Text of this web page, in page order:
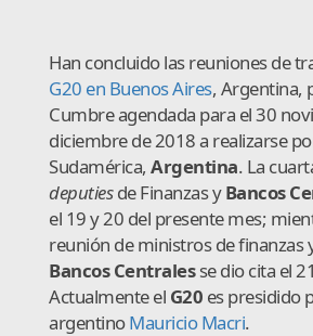
Han concluido las reuniones de
G20 en Buenos Aires, Argentina,
Cumbre agendada para el 30
diciembre de 2018 a realizarse
Sudamérica, Argentina. La
deputiesde Finanzas yBancos
el 19 y 20 del presente mes;
reunión de ministros de finanzas
Bancos Centralesse dio cita el
Actualmente el G20 es presidido
argentinoMauricio Macri.